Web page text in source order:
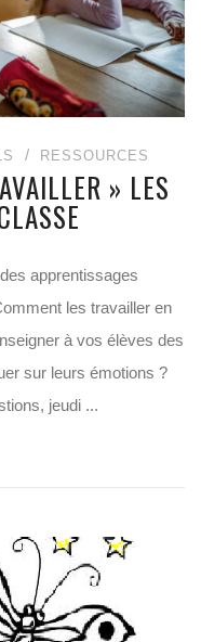
RESSOURCES
» LES
apprentissages
les travailler en
à vos élèves des
sur leurs émotions ?
jeudi ...